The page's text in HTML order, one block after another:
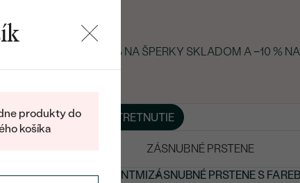
BLACK FRIDAY: −25 % NA ŠPERKY SKLADOM A −10 %
DOHODNÚŤ STRETNUTIE
ZÁSNUBNÉ PRSTENE
PRSTENE S DIAMANTMI ZÁSNUBNÉ PRSTENE S
produkty do
košíka